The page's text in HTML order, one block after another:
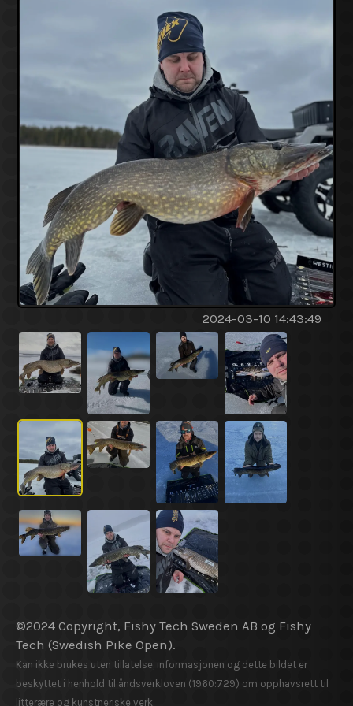
2024-03-10 14:43:49
©2024 Copyright, Fishy Tech Sweden AB og Fishy
Tech (Swedish Pike Open).
Kan ikke brukes uten tillatelse, informasjonen og dette bildet er
beskyttet i henhold til åndsverkloven (1960:729) om opphavsrett til
litterære og kunstneriske verk.